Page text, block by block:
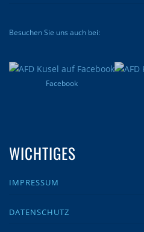
Besuchen Sie uns auch bei:
Facebook
WICHTIGES
IMPRESSUM
DATENSCHUTZ